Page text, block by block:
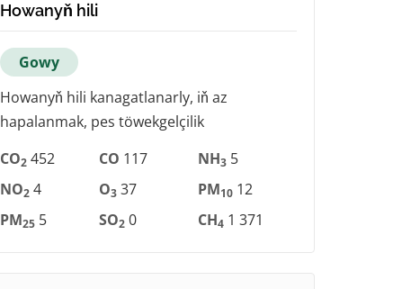
Howanyň hili
Gowy
Howanyň hili kanagatlanarly, iň az
hapalanmak, pes töwekgelçilik
CO2 452 CO 117 NH3 5
NO2 4 O3 37 PM10 12
PM25 5 SO2 0 CH4 1 371